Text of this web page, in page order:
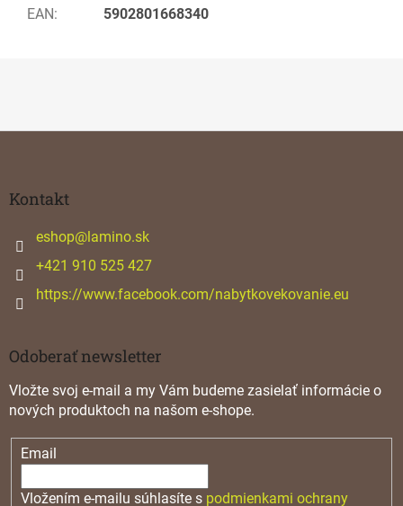
EAN: 5902801668340
Kontakt
eshop@ lamino.sk
+421 910 525 427
https://www.facebook.com/nabytkovekovanie.eu
Odoberať newsletter
Vložte svoj e-mail a my Vám budeme zasielať informácie o
nových produktoch na našom e-shope.
Email
Vložením e-mailu súhlasíte s podmienkami ochrany